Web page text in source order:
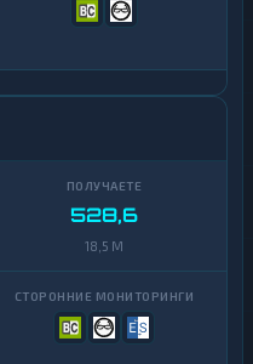
528,6
18,5 M